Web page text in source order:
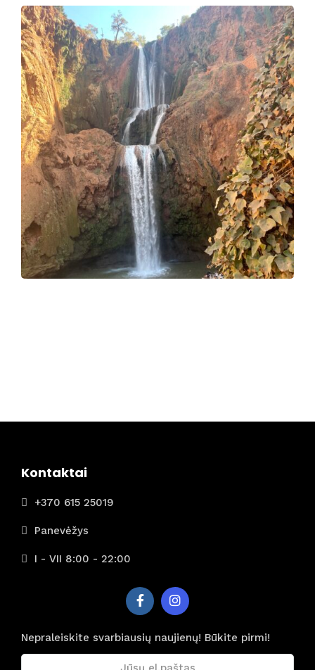
Kontaktai
+370 615 25019
Panevėžys
I - VII 8:00 - 22:00
Nepraleiskite svarbiausių naujienų! Būkite pirmi!